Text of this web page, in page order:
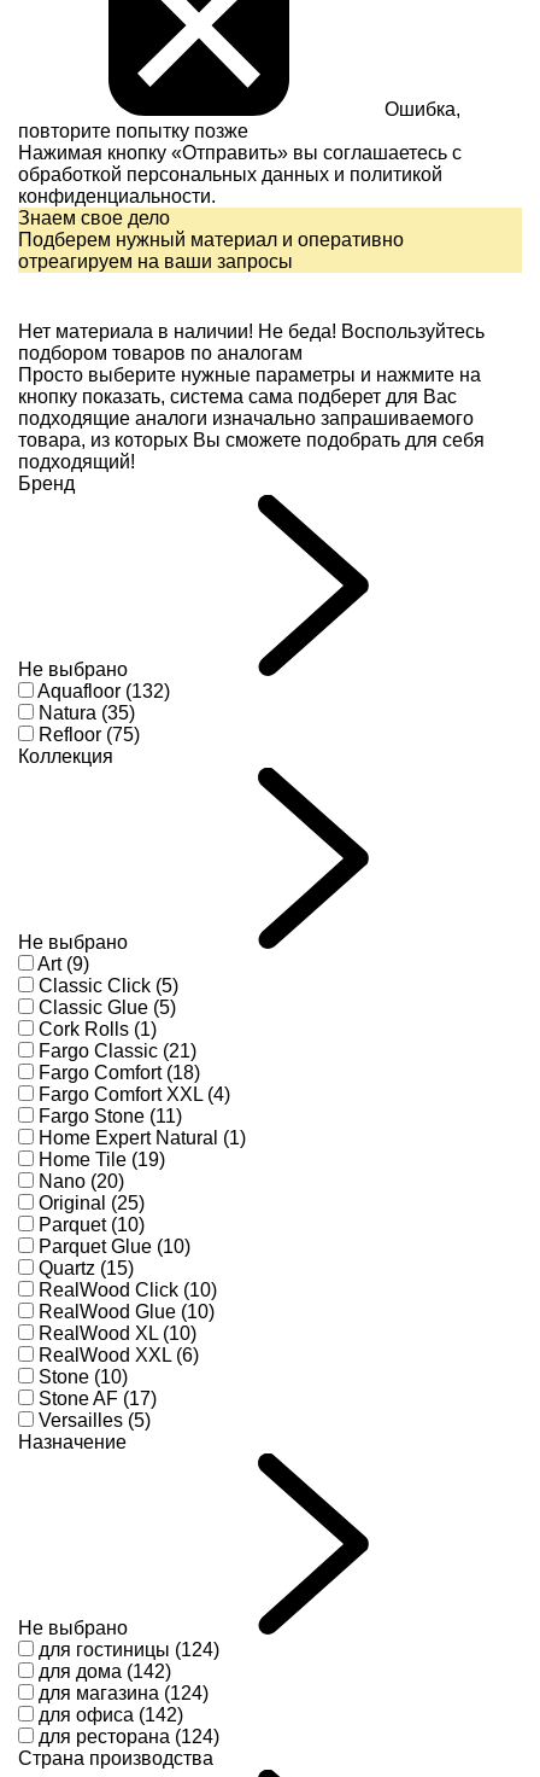
Ошибка,
повторите попытку позже
Нажимая кнопку «Отправить» вы соглашаетесь с
обработкой персональных данных и политикой
конфиденциальности.
Знаем свое дело
Подберем нужный материал и оперативно
отреагируем на ваши запросы
Нет материала в наличии! Не беда! Воспользуйтесь
подбором товаров по аналогам
Просто выберите нужные параметры и нажмите на
кнопку показать, система сама подберет для Вас
подходящие аналоги изначально запрашиваемого
товара, из которых Вы сможете подобрать для себя
подходящий!
Бренд
Не выбрано
Aquafloor (132)
Natura (35)
Refloor (75)
Коллекция
Не выбрано
Art (9)
Classic Click (5)
Classic Glue (5)
Cork Rolls (1)
Fargo Classic (21)
Fargo Comfort (18)
Fargo Comfort XXL (4)
Fargo Stone (11)
Home Expert Natural (1)
Home Tile (19)
Nano (20)
Original (25)
Parquet (10)
Parquet Glue (10)
Quartz (15)
RealWood Click (10)
RealWood Glue (10)
RealWood XL (10)
RealWood XXL (6)
Stone (10)
Stone AF (17)
Versailles (5)
Назначение
Не выбрано
для гостиницы (124)
для дома (142)
для магазина (124)
для офиса (142)
для ресторана (124)
Страна производства